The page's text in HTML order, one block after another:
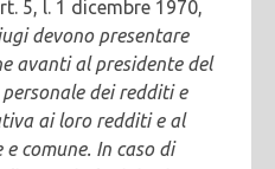
5, l. 1 dicembre 1970,
devono presentare
avanti al presidente del
dei redditi e
ai loro redditi e al
comune. In caso di